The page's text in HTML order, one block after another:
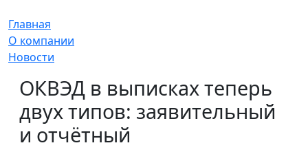
Главная
О компании
Новости
ОКВЭД в выписках теперь
двух типов: заявительный
и отчётный